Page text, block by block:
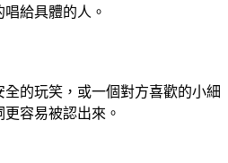
給具體的人。
的玩笑，或一個對方喜歡的小細
容易被認出來。